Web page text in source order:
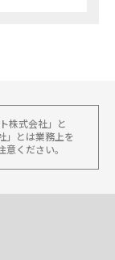
株式会社」と
」とは業務上を
ください。